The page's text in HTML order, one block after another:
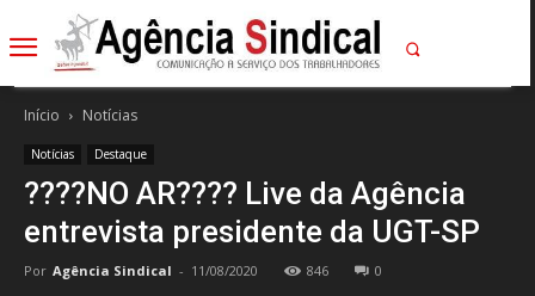
Início Notícias
Notícias Destaque
????NO AR???? Live da Agência
entrevista presidente da UGT-SP
Por Agência Sindical - 11/08/2020 846 0